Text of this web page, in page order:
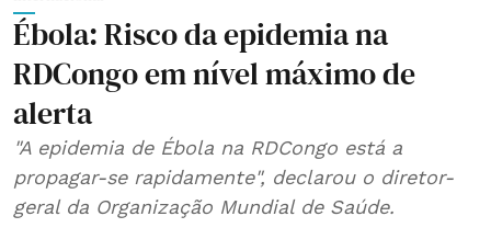
Ébola: Risco da epidemia na
RDCongo em nível máximo de
alerta
"A epidemia de Ébola na RDCongo está a
propagar-se rapidamente", declarou o diretor-
geral da Organização Mundial de Saúde.